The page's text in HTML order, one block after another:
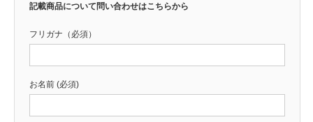
記載商品について問い合わせはこちらから
フリガナ（必須）
お名前 (必須)